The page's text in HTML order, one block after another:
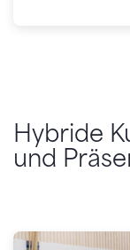
Hybride
und